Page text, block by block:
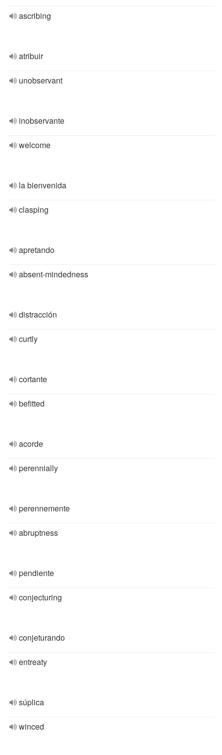
ascribing
atribuir
unobservant
inobservante
welcome
la bienvenida
clasping
apretando
absent-mindedness
distracción
curtly
cortante
befitted
acorde
perennially
perennemente
abruptness
pendiente
conjecturing
conjeturando
entreaty
súplica
winced